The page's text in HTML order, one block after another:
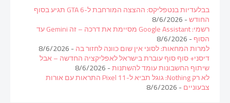
בבלעדיות בנטפליקס: ההצצה המורחבת ל-GTA 6 תגיע בסוף
החודש- 8/6/2026
רשמי: Google Assistant מסיימת את דרכה – זה Gemini עד
הסוף- 8/6/2026
למרות המחאות: לסוני אין שום כוונה לחזור בה- 8/6/2026
דיסני+ סוף סוף עוברת בישראל לאפליקציה החדשה – אבל
שיתוף החשבונות עומד להשתנות- 8/6/2026
לא רק Nothing: גוגל תביא ל-Pixel 11 התראות עם אורות
צבעוניים- 8/6/2026